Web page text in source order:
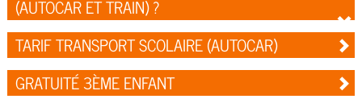
(AUTOCAR ET TRAIN) ?
TARIF TRANSPORT SCOLAIRE (AUTOCAR)
GRATUITÉ 3ÈME ENFANT